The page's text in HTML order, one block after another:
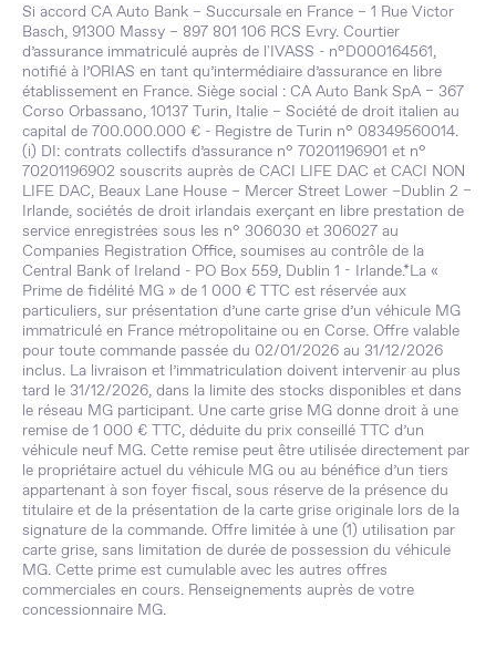
Si accord CA Auto Bank – Succursale en France – 1 Rue Victor
Basch, 91300 Massy – 897 801 106 RCS Evry. Courtier
d’assurance immatriculé auprès de l'IVASS - n°D000164561,
notifié à l’ORIAS en tant qu’intermédiaire d’assurance en libre
établissement en France. Siège social : CA Auto Bank SpA – 367
Corso Orbassano, 10137 Turin, Italie – Société de droit italien au
capital de 700.000.000 € - Registre de Turin n° 08349560014.
(i) DI: contrats collectifs d’assurance n° 70201196901 et n°
70201196902 souscrits auprès de CACI LIFE DAC et CACI NON
LIFE DAC, Beaux Lane House – Mercer Street Lower –Dublin 2 –
Irlande, sociétés de droit irlandais exerçant en libre prestation de
service enregistrées sous les n° 306030 et 306027 au
Companies Registration Office, soumises au contrôle de la
Central Bank of Ireland - PO Box 559, Dublin 1 - Irlande.*La «
Prime de fidélité MG » de 1 000 € TTC est réservée aux
particuliers, sur présentation d’une carte grise d’un véhicule MG
immatriculé en France métropolitaine ou en Corse. Offre valable
pour toute commande passée du 02/01/2026 au 31/12/2026
inclus. La livraison et l’immatriculation doivent intervenir au plus
tard le 31/12/2026, dans la limite des stocks disponibles et dans
le réseau MG participant. Une carte grise MG donne droit à une
remise de 1 000 € TTC, déduite du prix conseillé TTC d’un
véhicule neuf MG. Cette remise peut être utilisée directement par
le propriétaire actuel du véhicule MG ou au bénéfice d’un tiers
appartenant à son foyer fiscal, sous réserve de la présence du
titulaire et de la présentation de la carte grise originale lors de la
signature de la commande. Offre limitée à une (1) utilisation par
carte grise, sans limitation de durée de possession du véhicule
MG. Cette prime est cumulable avec les autres offres
commerciales en cours. Renseignements auprès de votre
concessionnaire MG.